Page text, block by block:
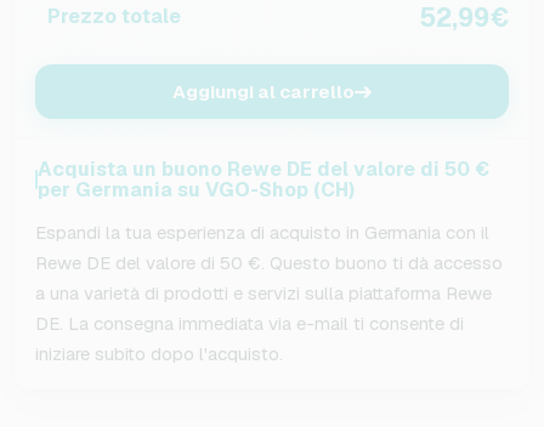
Prezzo totale 52,99€
Aggiungi al carrello
Acquista un buono Rewe DE del valore di 50 €
per Germania su VGO-Shop (CH)
Espandi la tua esperienza di acquisto in Germania con il
Rewe DE del valore di 50 €. Questo buono ti dà accesso
a una varietà di prodotti e servizi sulla piattaforma Rewe
DE. La consegna immediata via e-mail ti consente di
iniziare subito dopo l'acquisto.